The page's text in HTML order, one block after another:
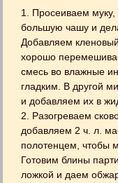
1. Просеиваем муку,
большую чашу и
Добавляем
хорошо
смесь во влажные
гладким. В другой
и добавляем их в
2. Разогреваем
добавляем 2 ч. л.
полотенцем, чтобы
Готовим блины
ложкой и даем